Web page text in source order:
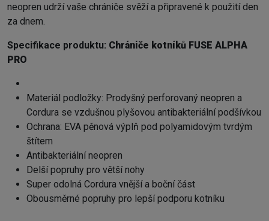
neopren udrží vaše chrániče svěží a připravené k použití den
za dnem.
Specifikace produktu: Chrániče kotníků FUSE ALPHA
PRO
Materiál podložky: Prodyšný perforovaný neopren a
Cordura se vzdušnou plyšovou antibakteriální podšívkou
Ochrana: EVA pěnová výplň pod polyamidovým tvrdým
štítem
Antibakteriální neopren
Delší popruhy pro větší nohy
Super odolná Cordura vnější a boční část
Obousměrné popruhy pro lepší podporu kotníku